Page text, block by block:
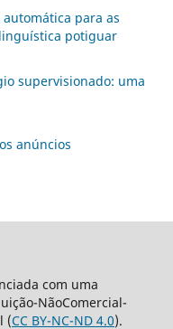
para as
potiguar
supervisionado: uma
anúncios
com uma
NãoComercial-
(CC BY-NC-ND 4.0).